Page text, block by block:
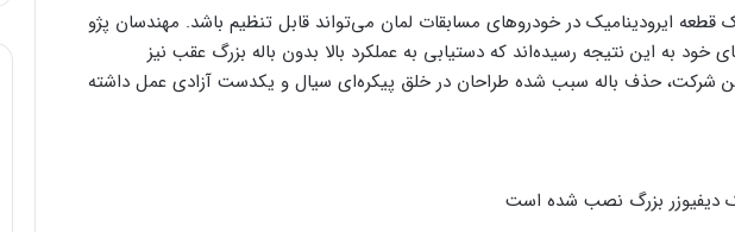
ایرودینامیک در خودروهای مسابقات لمان می‌تواند قابل تنظیم باشد. مهندسان پژو
به این نتیجه رسیده‌اند که دستیابی به عملکرد بالا بدون باله بزرگ عقب نیز
شرکت، حذف باله سبب شده طراحان در خلق پیکره‌ای سیال و یکدست آزادی عمل داشته